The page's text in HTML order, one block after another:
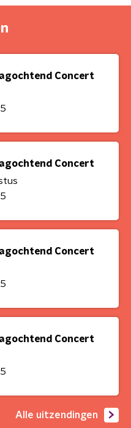
Concert
Concert
Concert
Concert
Alle uitzendingen